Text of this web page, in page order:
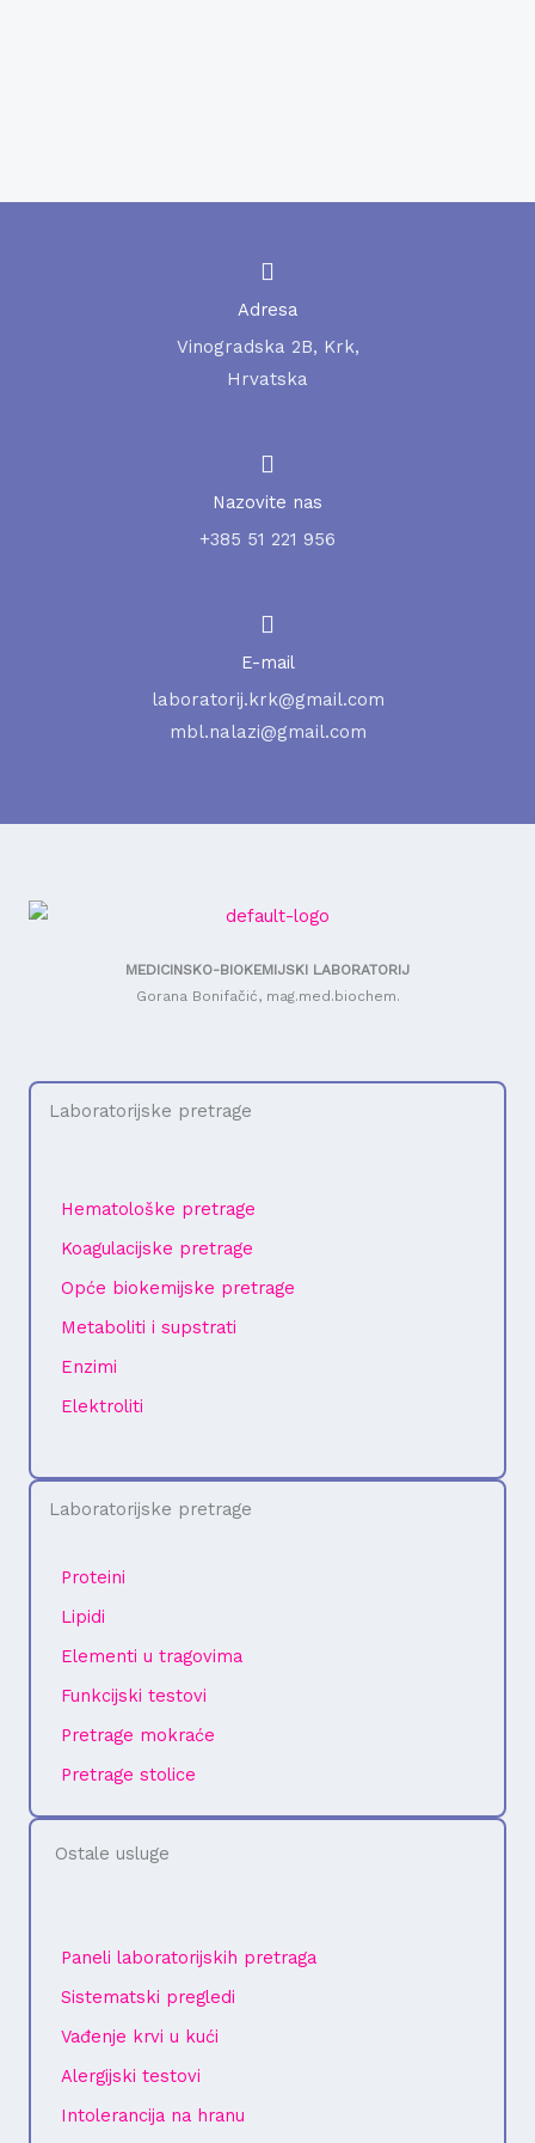
Adresa
Vinogradska 2B, Krk,
Hrvatska
Nazovite nas
+385 51 221 956
E-mail
laboratorij.krk@gmail.com
mbl.nalazi@gmail.com
MEDICINSKO-BIOKEMIJSKI LABORATORIJ
Gorana Bonifačić, mag.med.biochem.
Laboratorijske pretrage
Hematološke pretrage
Koagulacijske pretrage
Opće biokemijske pretrage
Metaboliti i supstrati
Enzimi
Elektroliti
Laboratorijske pretrage
Proteini
Lipidi
Elementi u tragovima
Funkcijski testovi
Pretrage mokraće
Pretrage stolice
Ostale usluge
Paneli laboratorijskih pretraga
Sistematski pregledi​
Vađenje krvi u kući
Alergijski testovi
Intolerancija na hranu